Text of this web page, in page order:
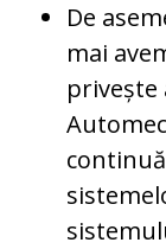
De
mai
privește